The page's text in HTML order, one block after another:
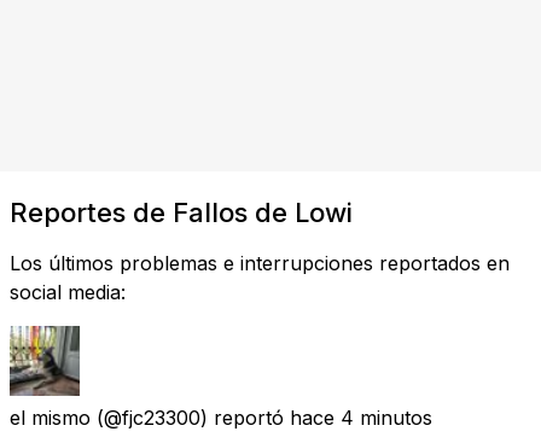
Reportes de Fallos de Lowi
Los últimos problemas e interrupciones reportados en
social media:
el mismo (@fjc23300) reportó hace 4 minutos